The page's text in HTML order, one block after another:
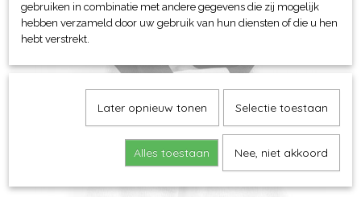
gebruiken in combinatie met andere gegevens die zij mogelijk
hebben verzameld door uw gebruik van hun diensten of die u hen
hebt verstrekt.
Later opnieuw tonen Selectie toestaan
Alles toestaan Nee, niet akkoord